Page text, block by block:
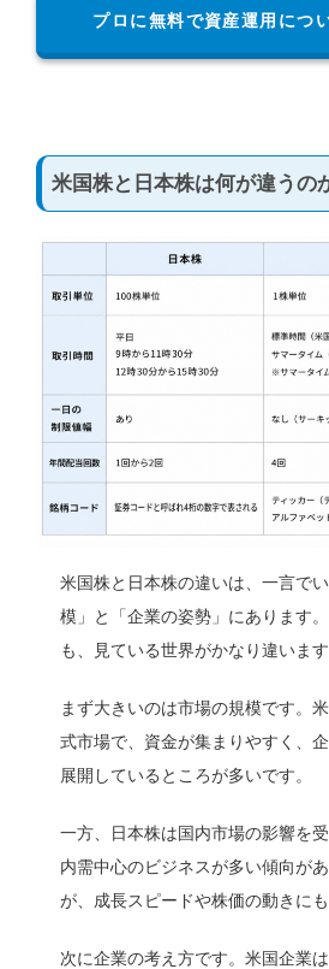
プロに無料で資産運用につ
米国株と日本株は何が違うの
米国株と日本株の違いは、一言で
模」と「企業の姿勢」にあります
も、見ている世界がかなり違います
まず大きいのは市場の規模です。
式市場で、資金が集まりやすく、
展開しているところが多いです。
一方、日本株は国内市場の影響を
内需中心のビジネスが多い傾向が
が、成長スピードや株価の動きにも
次に企業の考え方です。米国企業